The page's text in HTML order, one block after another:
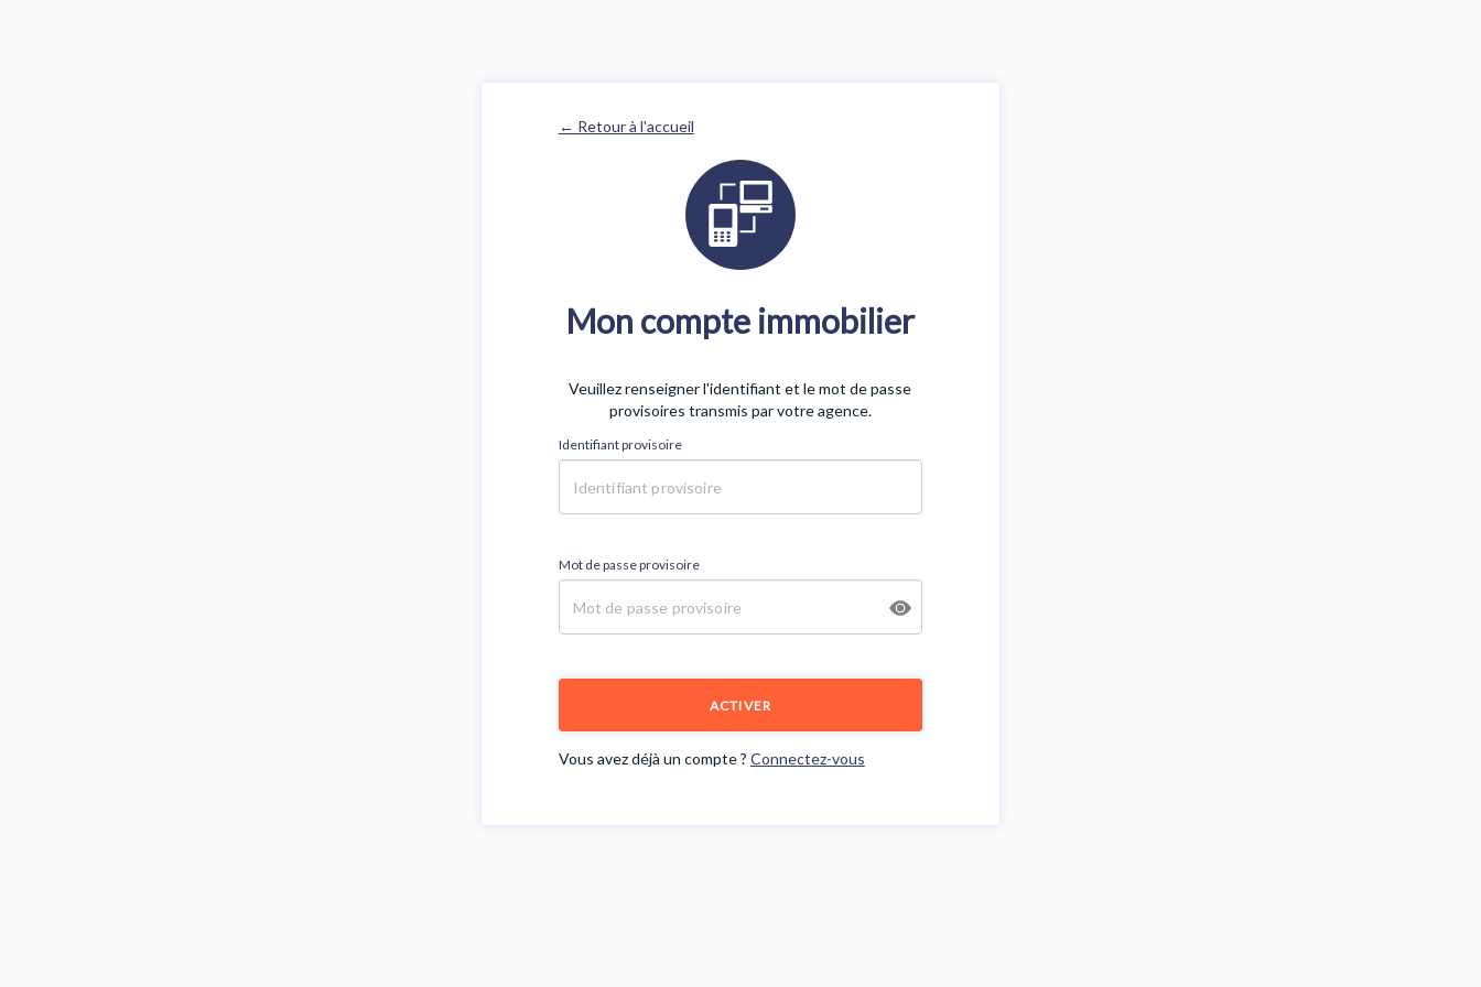
← Retour à l'accueil
Mon compte immobilier
Veuillez renseigner l'identifiant et le mot de passe
provisoires transmis par votre agence.
Identifiant provisoire
Mot de passe provisoire
ACTIVER
Vous avez déjà un compte ? Connectez-vous